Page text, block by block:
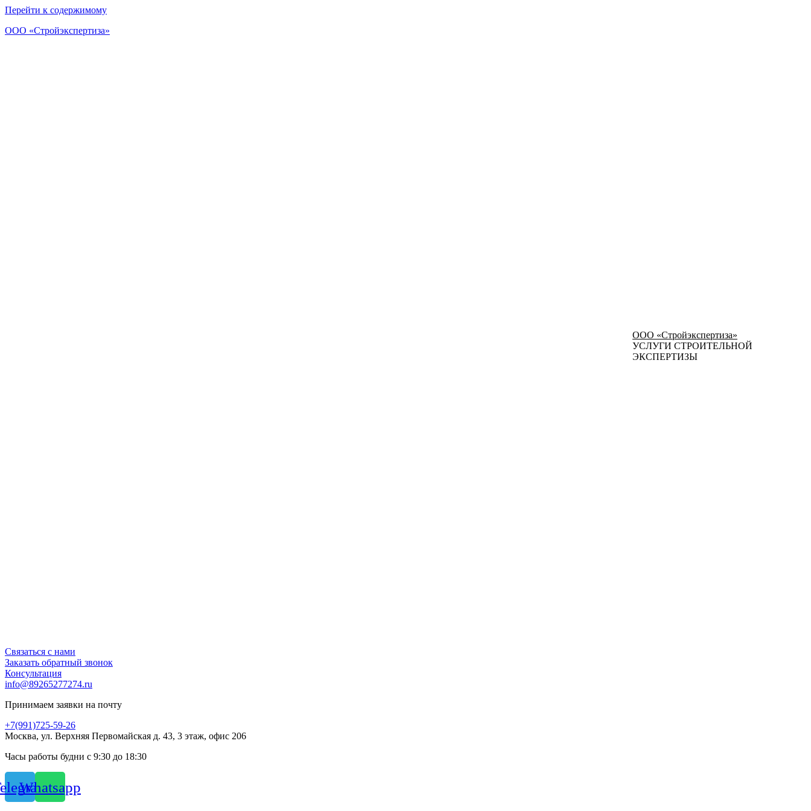
Перейти к содержимому
ООО «Стройэкспертиза»
ООО «Стройэкспертиза»
УСЛУГИ СТРОИТЕЛЬНОЙ
ЭКСПЕРТИЗЫ
Связаться с нами
Заказать обратный звонок
Консультация
info@89265277274.ru
Принимаем заявки на почту
+7(991)725-59-26
Москва, ул. Верхняя Первомайская д. 43, 3 этаж, офис 206
Часы работы будни с 9:30 до 18:30
Whatsapp